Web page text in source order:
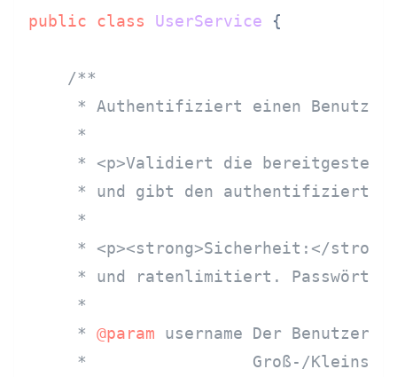
public class UserService {
/**
* Authentifiziert einen
     *
* <p>Validiert die
* und gibt den
     *
* <p><strong>Sicherheit:</
* und ratenlimitiert.
     *
     *
@param username Der
*                 Groß-/